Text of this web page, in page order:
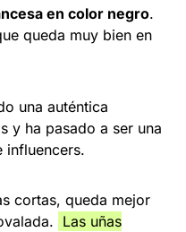
en color negro.
queda muy bien en
una auténtica
y ha pasado a ser una
influencers.
cortas, queda mejor
Las uñas